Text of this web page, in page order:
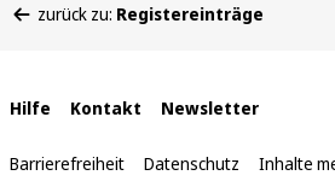
befinden
zurück zu: Registereinträge
Interne
Links
Hilfe Kontakt Newsletter
Barrierefreiheit Datenschutz Inhalte